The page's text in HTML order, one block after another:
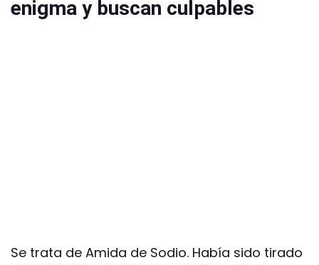
enigma y buscan culpables
Se trata de Amida de Sodio. Había sido tirado